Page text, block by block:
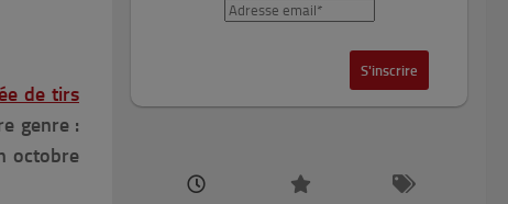
de tirs
genre :
octobre